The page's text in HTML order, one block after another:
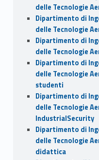
delle Tecnologie
Dipartimento di
delle Tecnologie
Dipartimento di
delle Tecnologie
Dipartimento di
delle Tecnologie
studenti
Dipartimento di
delle Tecnologie
IndustrialSecurity
Dipartimento di
delle Tecnologie
didattica